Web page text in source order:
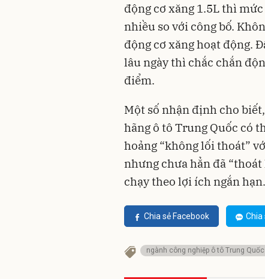
động cơ xăng 1.5L thì
nhiều so với công bố.
động cơ xăng hoạt động.
lâu ngày thì chắc chắn
điểm.
Một số nhận định cho
hãng ô tô Trung Quốc có
hoảng “không lối thoát”
nhưng chưa hẳn đã “thoát
chạy theo lợi ích ngắn hạn.
Chia sẻ Facebook Chia
ngành công nghiệp ô tô Trung Quốc